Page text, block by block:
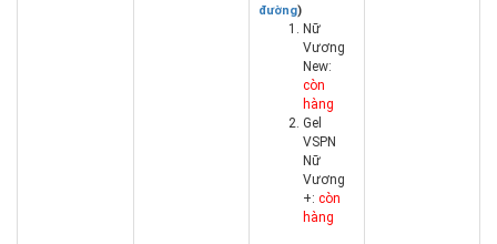
đường)
Nữ
Vương
New:
còn
hàng
Gel
VSPN
Nữ
Vương
+: còn
hàng